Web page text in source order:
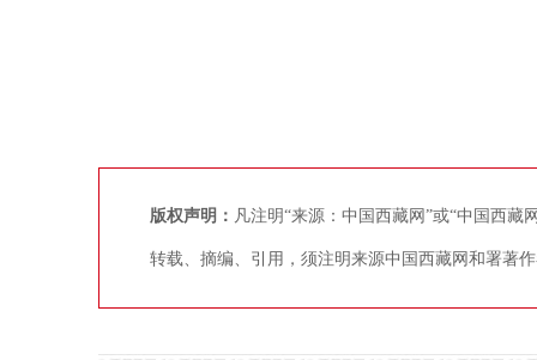
版权声明： 凡注明“来源：中国西藏网”或“中国西
转载、摘编、引用，须注明来源中国西藏网和署著